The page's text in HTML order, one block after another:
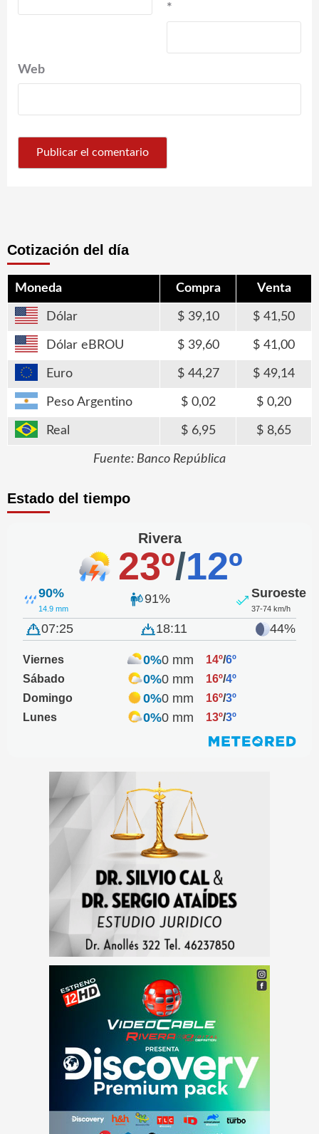
*
Web
Cotización del día
Moneda Compra Venta
Dólar 39,10 41,50
Dólar eBROU 39,60 41,00
Euro 44,27 49,14
Peso Argentino 0,02 0,20
Real 6,95 8,65
Fuente: Banco República
Estado del tiempo
Rivera
23º/12º
90%
14.9 mm
91% Suroeste
37-74 km/h
07:25 18:11 44%
Viernes 0%0 mm 14º/6º
Sábado
0%0 mm 16º/4º
Domingo
0%0 mm 16º/3º
Lunes
0%0 mm 13º/3º